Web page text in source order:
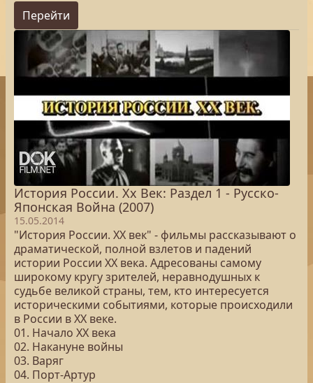
Перейти
История России. Хх Век: Раздел 1 - Русско-
Японская Война (2007)
15.05.2014
"История России. XX век" - фильмы рассказывают о
драматической, полной взлетов и падений
истории России XX века. Адресованы самому
широкому кругу зрителей, неравнодушных к
судьбе великой страны, тем, кто интересуется
историческими событиями, которые происходили
в России в XX веке.
01. Начало XX века
02. Накануне войны
03. Варяг
04. Порт-Артур